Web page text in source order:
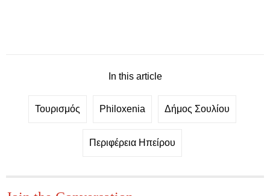
In this article
Τουρισμός Philoxenia Δήμος Σουλίου
Περιφέρεια Ηπείρου